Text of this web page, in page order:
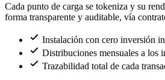
Cada punto de carga se tokeniza y su
forma transparente y auditable, vía
Instalación con cero inversión
Distribuciones mensuales a los
Trazabilidad total de cada